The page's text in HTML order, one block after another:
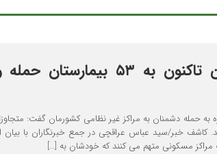
عراقچی: متجاوزان تاکنون به ۵۳
کاشف خبر/سید عباس عراقچی در جمع خبرنگاران با بیان
مسکونی متهم می کنند که خودشان به […]